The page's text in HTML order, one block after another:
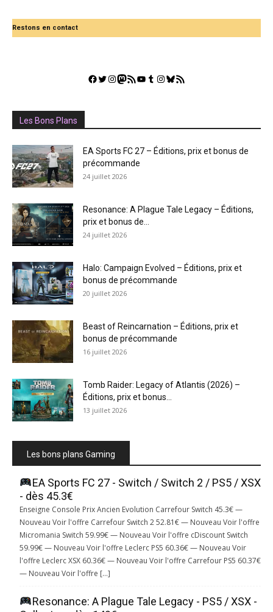
Restons en contact
Facebook
Twitter
Instagram
Mastodon
Flux RSSYouTube
Tumblr
Instagram
Bluesky
GestGame
Les Bons Plans
EA Sports FC 27 – Éditions, prix et bonus de
précommande
24 juillet 2026
Resonance: A Plague Tale Legacy – Éditions,
prix et bonus de...
24 juillet 2026
Halo: Campaign Evolved – Éditions, prix et
bonus de précommande
20 juillet 2026
Beast of Reincarnation – Éditions, prix et
bonus de précommande
16 juillet 2026
Tomb Raider: Legacy of Atlantis (2026) –
Éditions, prix et bonus...
13 juillet 2026
Les bons plans Gaming
EA Sports FC 27 - Switch / Switch 2 / PS5 / XSX
- dès 45.3€
Enseigne Console Prix Ancien Evolution Carrefour Switch 45.3€ —
Nouveau Voir l'offre Carrefour Switch 2 52.81€ — Nouveau Voir l'offre
Micromania Switch 59.99€ — Nouveau Voir l'offre cDiscount Switch
59.99€ — Nouveau Voir l'offre Leclerc PS5 60.36€ — Nouveau Voir
l'offre Leclerc XSX 60.36€ — Nouveau Voir l'offre Carrefour PS5 60.37€
— Nouveau Voir l'offre […]
Resonance: A Plague Tale Legacy - PS5 / XSX -